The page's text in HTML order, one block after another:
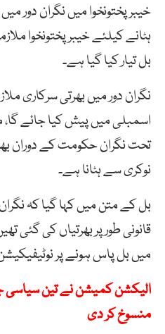
خیبرپختونخوا میں نگران دور
بل تیار کیا گیا ہے۔
نگران دور میں بھرتی سرکاری
اسمبلی میں پیش کیا جائے
تحت نگران حکومت کے دوران
نوکری سے ہٹانا ہے۔
بل کے متن میں کہا گیا کہ
قانونی طور پر بھرتیاں کی
میں بل پاس ہونے پر
الیکشن کمیشن نے تین
منسوخ کر دی